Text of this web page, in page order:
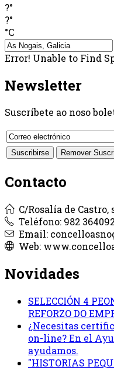
?°
?°
°C
Error! Unable to Find
Newsletter
Suscríbete ao noso
Contacto
C/Rosalía de
Teléfono: 982
Email:
Web:
Novidades
SELECCIÓN 4
REFORZO DO
¿Necesitas
on-line? En el
ayudamos.
"HISTORIAS